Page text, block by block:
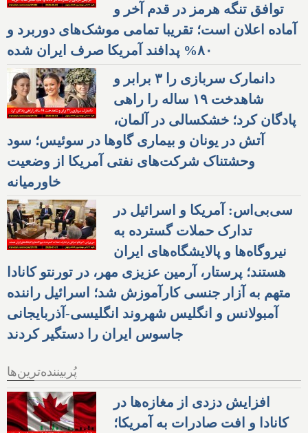
توافق تنگه هرمز در قدم آخر و
آماده اعلان است؛ تقریبا تمامی موشک‌های دوربرد و
۸۰% پدافند آمریکا صرف ایران شده
دانمارک سربازی را ۳ برابر و
شاهدخت ۱۹ ساله را راهی
پادگان کرد؛ خشکسالی در آلمان،
آتش در یونان و بیماری گاوها در سوئیس؛ سود
وحشتناک شرکت‌های نفتی آمریکا از وضعیت
خاورمیانه
سی‌بی‌اس: آمریکا و اسرائیل در
تدارک حملات گسترده به
نیروگاه‌ها و پالایشگاه‌های ایران
هستند؛ پرستار، آرمین عزیزی مهر، در تورنتو کانادا
متهم به آزار جنسی کارآموزش شد؛ اسرائیل راننده
آمبولانس و انگلیس شهروند انگلیسی-آذربایجانی
جاسوس ایران را دستگیر کردند
پُربیننده‌ترین‌ها
افزایش دزدی از مغازه‌ها در
کانادا و افت صادرات به آمریکا؛